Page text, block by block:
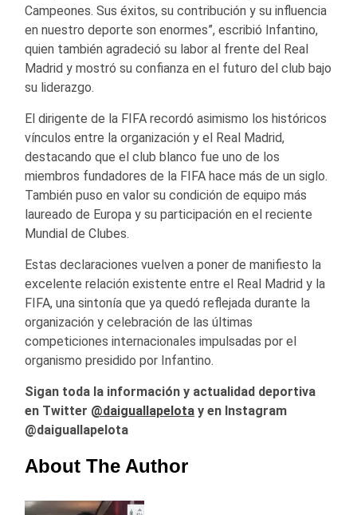
Campeones. Sus éxitos, su contribución y su influencia
en nuestro deporte son enormes”, escribió Infantino,
quien también agradeció su labor al frente del Real
Madrid y mostró su confianza en el futuro del club bajo
su liderazgo.
El dirigente de la FIFA recordó asimismo los históricos
vínculos entre la organización y el Real Madrid,
destacando que el club blanco fue uno de los
miembros fundadores de la FIFA hace más de un siglo.
También puso en valor su condición de equipo más
laureado de Europa y su participación en el reciente
Mundial de Clubes.
Estas declaraciones vuelven a poner de manifiesto la
excelente relación existente entre el Real Madrid y la
FIFA, una sintonía que ya quedó reflejada durante la
organización y celebración de las últimas
competiciones internacionales impulsadas por el
organismo presidido por Infantino.
Sigan toda la información y actualidad deportiva
en Twitter @daiguallapelota y en Instagram
@daiguallapelota
About The Author